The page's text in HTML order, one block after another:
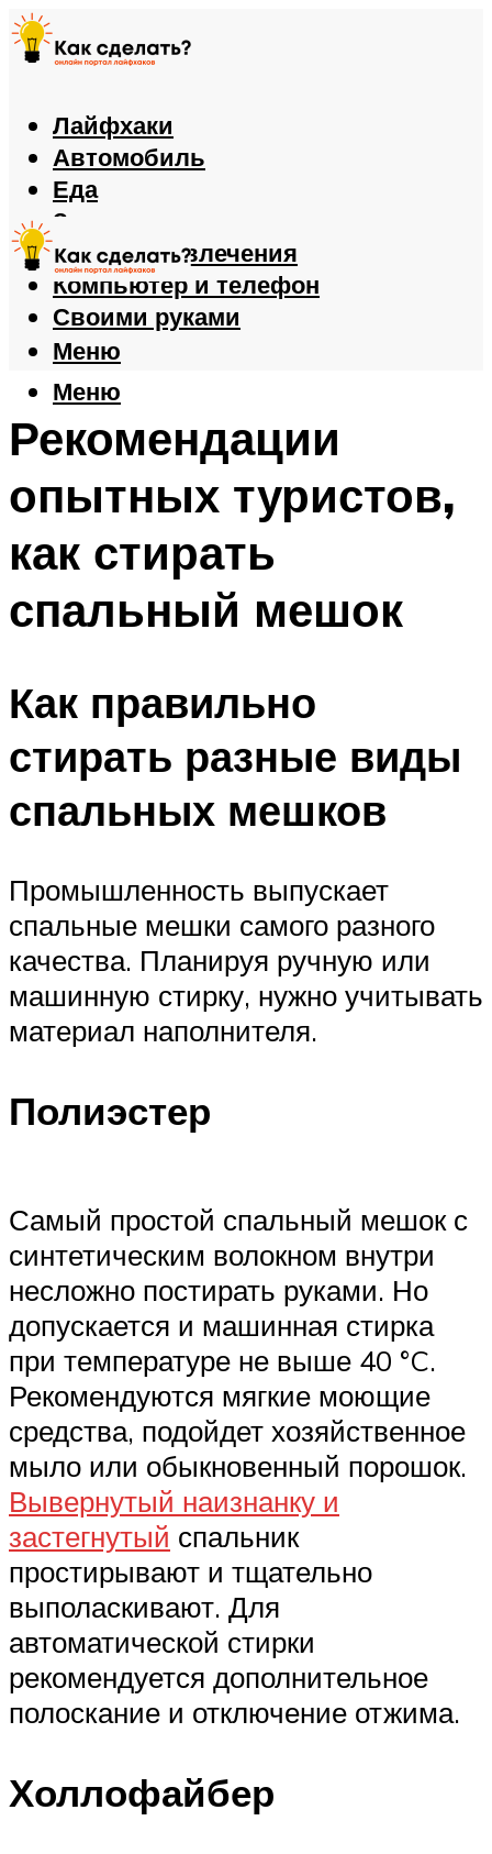
Лайфхаки
Автомобиль
Еда
Здоровье
Игры и развлечения
Компьютер и телефон
Своими руками
Меню
Меню
Рекомендации
опытных туристов,
как стирать
спальный мешок
Как правильно
стирать разные виды
спальных мешков
Промышленность выпускает
спальные мешки самого разного
качества. Планируя ручную или
машинную стирку, нужно учитывать
материал наполнителя.
Полиэстер
Самый простой спальный мешок с
синтетическим волокном внутри
несложно постирать руками. Но
допускается и машинная стирка
при температуре не выше 40 °C.
Рекомендуются мягкие моющие
средства, подойдет хозяйственное
мыло или обыкновенный порошок.
Вывернутый наизнанку и
застегнутый спальник
простирывают и тщательно
выполаскивают. Для
автоматической стирки
рекомендуется дополнительное
полоскание и отключение отжима.
Холлофайбер